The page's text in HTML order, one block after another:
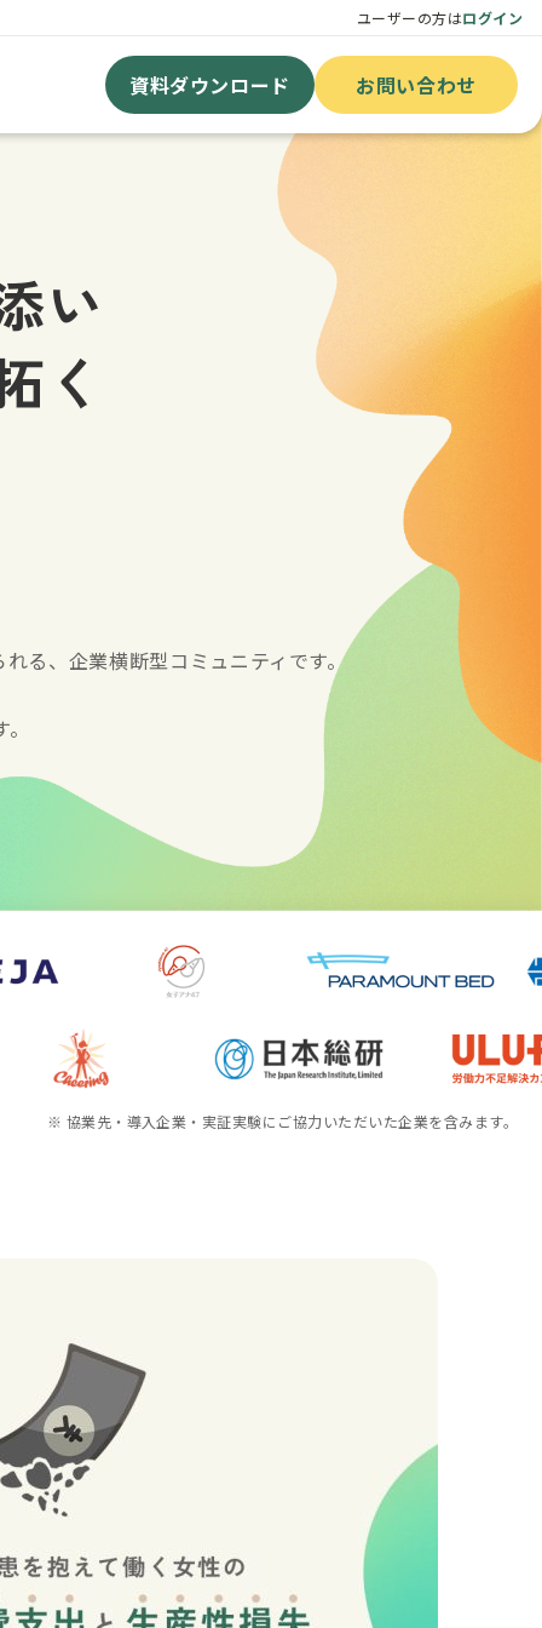
ユーザーの方はログイン
資料ダウンロード お問い合わせ
い
く
る、企業横断型コミュニティです。
※ 協業先・導入企業・実証実験にご協力いただいた企業を含みます。